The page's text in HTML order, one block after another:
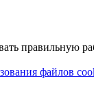
правильную
файлов